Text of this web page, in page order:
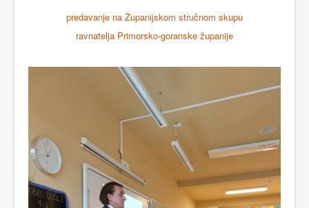
predavanje na Županijskom stručnom skupu
ravnatelja Primorsko-goranske županije